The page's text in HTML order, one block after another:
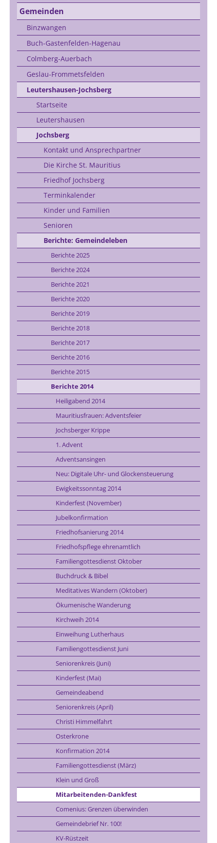
Gemeinden
Binzwangen
Buch-Gastenfelden-Hagenau
Colmberg-Auerbach
Geslau-Frommetsfelden
Leutershausen-Jochsberg
Startseite
Leutershausen
Jochsberg
Kontakt und Ansprechpartner
Die Kirche St. Mauritius
Friedhof Jochsberg
Terminkalender
Kinder und Familien
Senioren
Berichte: Gemeindeleben
Berichte 2025
Berichte 2024
Berichte 2021
Berichte 2020
Berichte 2019
Berichte 2018
Berichte 2017
Berichte 2016
Berichte 2015
Berichte 2014
Heiligabend 2014
Mauritiusfrauen: Adventsfeier
Jochsberger Krippe
1. Advent
Adventsansingen
Neu: Digitale Uhr- und Glockensteuerung
Ewigkeitssonntag 2014
Kinderfest (November)
Jubelkonfirmation
Friedhofsanierung 2014
Friedhofspflege ehrenamtlich
Familiengottesdienst Oktober
Buchdruck & Bibel
Meditatives Wandern (Oktober)
Ökumenische Wanderung
Kirchweih 2014
Einweihung Lutherhaus
Familiengottesdienst Juni
Seniorenkreis (Juni)
Kinderfest (Mai)
Gemeindeabend
Seniorenkreis (April)
Christi Himmelfahrt
Osterkrone
Konfirmation 2014
Familiengottesdienst (März)
Klein und Groß
Mitarbeitenden-Dankfest
Comenius: Grenzen überwinden
Gemeindebrief Nr. 100!
KV-Rüstzeit